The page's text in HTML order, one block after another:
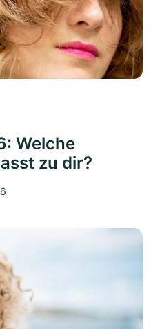
Welche
zu dir?